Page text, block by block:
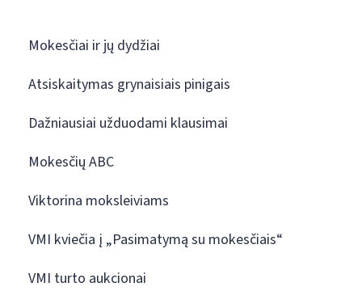
Mokesčiai ir jų dydžiai
Atsiskaitymas grynaisiais pinigais
Dažniausiai užduodami klausimai
Mokesčių ABC
Viktorina moksleiviams
VMI kviečia į „Pasimatymą su mokesčiais“
VMI turto aukcionai